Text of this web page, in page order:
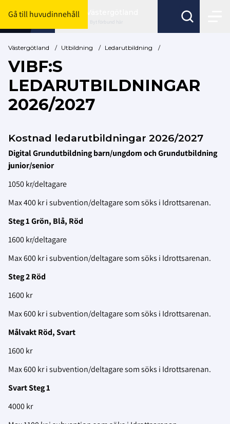
Gå till huvudinnehåll
Byt förbund här
Västergötland / Utbildning / Ledarutbildning /
VIBF:S
LEDARUTBILDNINGAR
2026/2027
Kostnad ledarutbildningar 2026/2027
Digital Grundutbildning barn/ungdom och Grundutbildning
junior/senior
1050 kr/deltagare
Max 400 kr i subvention/deltagare som söks i Idrottsarenan.
Steg 1 Grön, Blå, Röd
1600 kr/deltagare
Max 600 kr i subvention/deltagare som söks i Idrottsarenan.
Steg 2 Röd
1600 kr
Max 600 kr i subvention/deltagare som söks i Idrottsarenan.
Målvakt Röd, Svart
1600 kr
Max 600 kr i subvention/deltagare som söks i Idrottsarenan.
Svart Steg 1
4000 kr